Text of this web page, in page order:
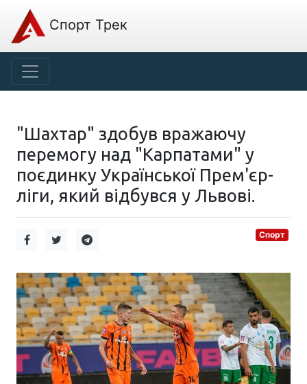
Спорт Трек
"Шахтар" здобув вражаючу
перемогу над "Карпатами" у
поєдинку Української Прем'єр-
ліги, який відбувся у Львові.
Спорт